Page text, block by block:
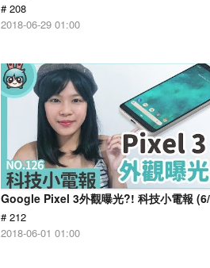
# 208
2018-06-29 01:00
Google Pixel 3外觀曝光?! 科技小電報
# 212
2018-06-01 01:00